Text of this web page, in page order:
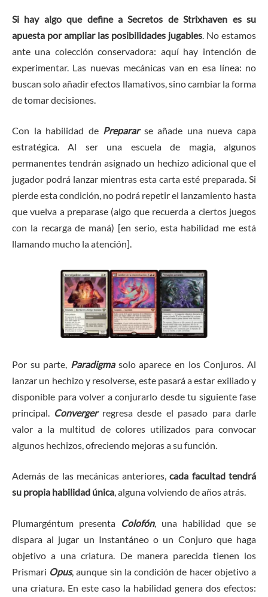
Si hay algo que define a Secretos de Strixhaven es su
apuesta por ampliar las posibilidades jugables . No estamos
ante una colección conservadora: aquí hay intención de
experimentar. Las nuevas mecánicas van en esa línea: no
buscan solo añadir efectos llamativos, sino cambiar la forma
de tomar decisiones.
Con la habilidad de Prepararse añade una nueva capa
estratégica. Al ser una escuela de magia, algunos
permanentes tendrán asignado un hechizo adicional que el
jugador podrá lanzar mientras esta carta esté preparada. Si
pierde esta condición, no podrá repetir el lanzamiento hasta
que vuelva a preparase (algo que recuerda a ciertos juegos
con la recarga de maná) [en serio, esta habilidad me está
llamando mucho la atención].
Por su parte, Paradigmasolo aparece en los Conjuros. Al
lanzar un hechizo y resolverse, este pasará a estar exiliado y
disponible para volver a conjurarlo desde tu siguiente fase
principal. Convergerregresa desde el pasado para darle
valor a la multitud de colores utilizados para convocar
algunos hechizos, ofreciendo mejoras a su función.
Además de las mecánicas anteriores,cada facultad tendrá
su propia habilidad única, alguna volviendo de años atrás.
Plumargéntum presenta Colofón, una habilidad que se
dispara al jugar un Instantáneo o un Conjuro que haga
objetivo a una criatura. De manera parecida tienen los
Prismari Opus, aunque sin la condición de hacer objetivo a
una criatura. En este caso la habilidad genera dos efectos: